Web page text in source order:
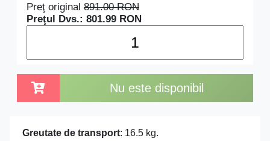
Preţ original 891.00RON
Preţul Dvs.: 801.99 RON
Nu este disponibil
Greutate de transport: 16.5 kg.